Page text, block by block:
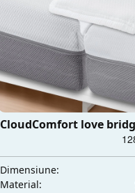
CloudComfort love
Dimensiune:
Material: